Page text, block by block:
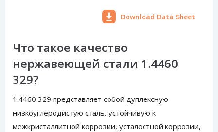
Download Data Sheet
Что такое качество
нержавеющей стали 1.4460
329?
1.4460 329 представляет собой дуплексную
низкоуглеродистую сталь, устойчивую к
межкристаллитной коррозии, усталостной коррозии,